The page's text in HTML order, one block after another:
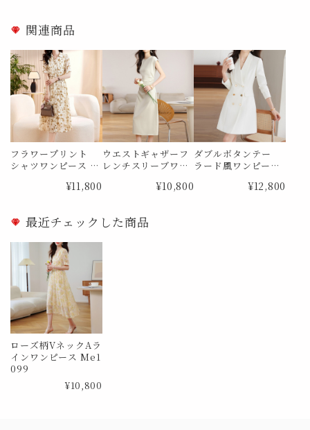
関連商品
フラワープリント
シャツワンピース M
¥11,800
ウエストギャザーフ
レンチスリーブワン
¥10,800
ダブルボタンテー
ラード風ワンピース
¥12,800
最近チェックした商品
ローズ柄VネックAラ
インワンピース Me1
099
¥10,800